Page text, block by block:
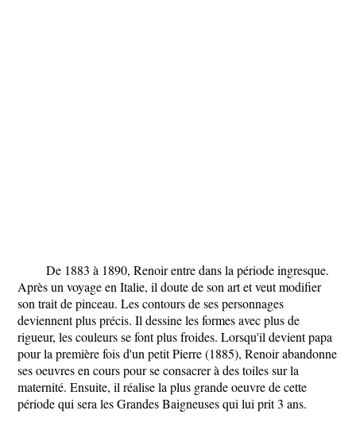
De 1883 à 1890, Renoir entre dans la période ingresque.
Après un voyage en Italie, il doute de son art et veut modifier
son trait de pinceau. Les contours de ses personnages
deviennent plus précis. Il dessine les formes avec plus de
rigueur, les couleurs se font plus froides. Lorsqu'il devient papa
pour la première fois d'un petit Pierre (1885), Renoir abandonne
ses oeuvres en cours pour se consacrer à des toiles sur la
maternité. Ensuite, il réalise la plus grande oeuvre de cette
période qui sera les Grandes Baigneuses qui lui prit 3 ans.